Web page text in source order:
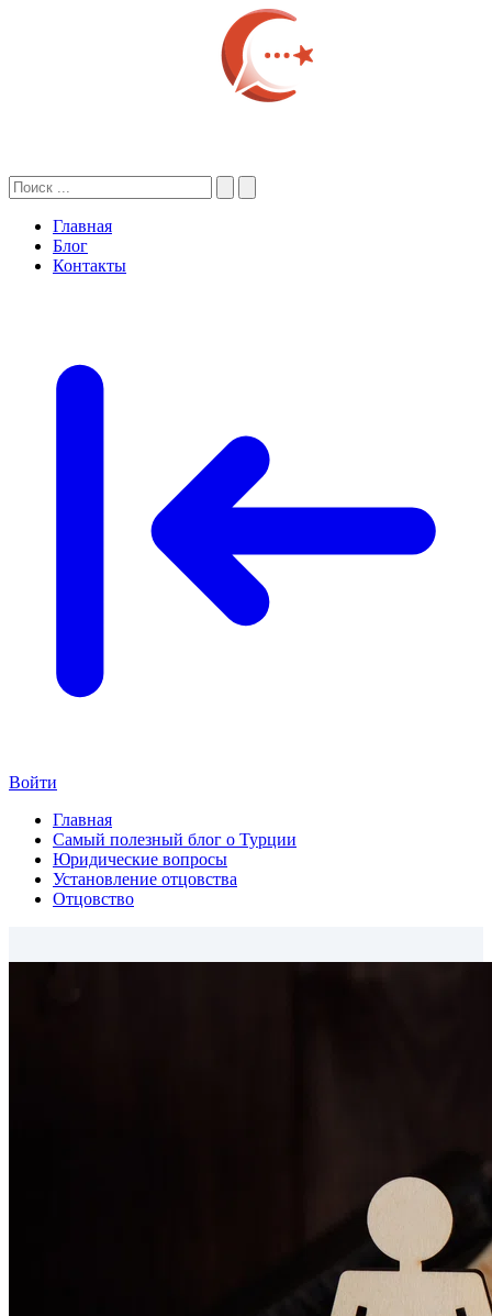
Главная
Блог
Контакты
Войти
Главная
Самый полезный блог о Турции
Юридические вопросы
Установление отцовства
Отцовство